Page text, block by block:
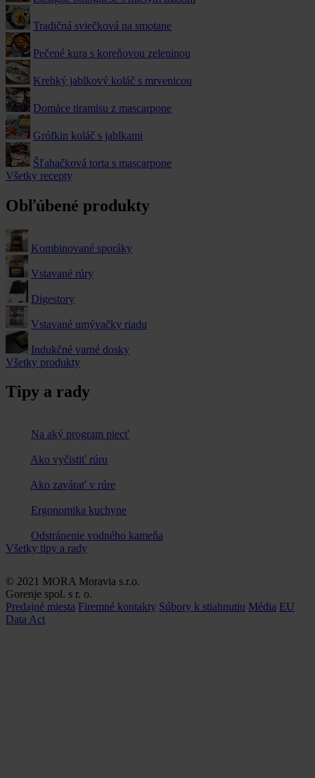
Tradičná sviečková na smotane
Pečené kura s koreňovou zeleninou
Krehký jablkový koláč s mrvenicou
Domáce tiramisu z mascarpone
Grófkin koláč s jablkami
Šľahačková torta s mascarpone
Všetky recepty
Obľúbené produkty
Kombinované sporáky
Vstavané rúry
Digestory
Vstavané umývačky riadu
Indukčné varné dosky
Všetky produkty
Tipy a rady
Na aký program piecť
Ako vyčistiť rúru
Ako zavárať v rúre
Ergonomika kuchyne
Odstránenie vodného kameňa
Všetky tipy a rady
© 2021 MORA Moravia s.r.o.
Gorenje spol. s r. o.
Predajné miesta Firemné kontakty Súbory k stiahnutiu Média EU
Data Act